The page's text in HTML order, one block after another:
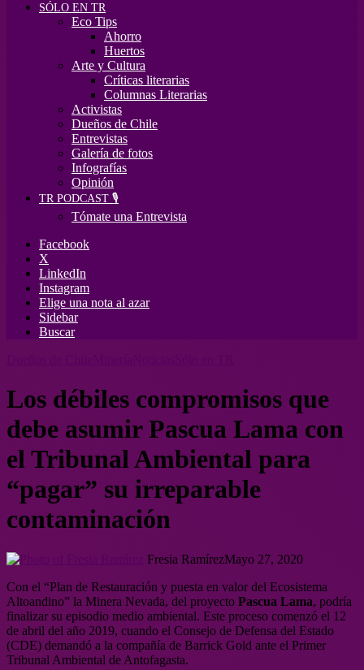
SÓLO EN TR
Eco Tips
Ahorro
Huertos
Arte y Cultura
Críticas literarias
Columnas Literarias
Activistas
Dueños de Chile
Entrevistas
Galería de fotos
Infografías
Opinión
TR PODCAST 🎙️
Tómate una Entrevista
Facebook
X
LinkedIn
Instagram
Elige una nota al azar
Sidebar
Buscar
Los débiles compromisos que
debe asumir Pascua Lama con
el Tribunal Ambiental para
“pagar” su irreparable
contaminación
Fresia RamírezMayo 27, 2020
Con el “Plan de Restauración y puesta en valor del Ecosistema
Altoandino” la Minera Nevada, del proyecto Pascua Lama, podría
finalizar su episodio medio ambiental. Este proceso comenzó el 12
de abril del año 2019, cuando el Consejo de Defensa del Estado
(CDE) demandó a la compañía de Barrick Gold ante el Primer
Tribunal Ambiental de Antofagasta.